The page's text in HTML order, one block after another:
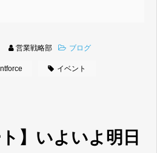
営業戦略部 ブログ
イベント
】いよいよ明日